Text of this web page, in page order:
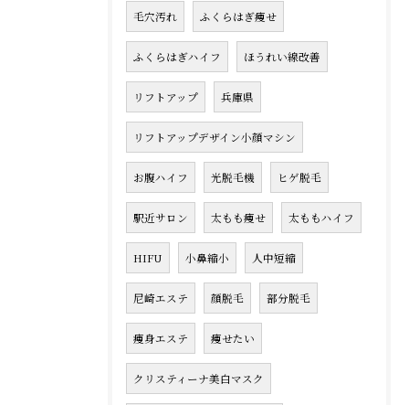
毛穴汚れ ふくらはぎ痩せ
ふくらはぎハイフ ほうれい線改善
リフトアップ 兵庫県
リフトアップデザイン小顔マシン
お腹ハイフ 光脱毛機 ヒゲ脱毛
駅近サロン 太もも痩せ 太ももハイフ
HIFU 小鼻縮小 人中短縮
尼崎エステ 顔脱毛 部分脱毛
痩身エステ 痩せたい
クリスティーナ美白マスク